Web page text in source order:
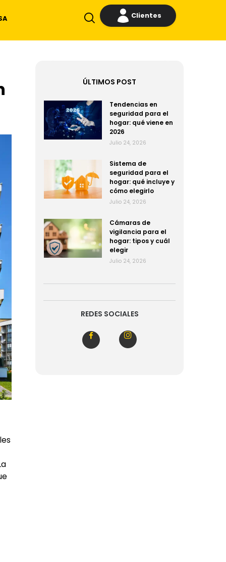
Clientes
ÚLTIMOS POST
Tendencias en
seguridad para el
hogar: qué viene en
2026
Julio 24, 2026
Sistema de
seguridad para el
hogar: qué incluye y
cómo elegirlo
Julio 24, 2026
Cámaras de
vigilancia para el
hogar: tipos y cuál
elegir
Julio 24, 2026
REDES SOCIALES